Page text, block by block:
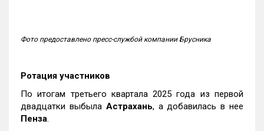
Фото предоставлено пресс-службой компании Брусника
Ротация участников
По итогам третьего квартала 2025 года из первой
двадцатки выбыла Астрахань, а добавилась в нее
Пенза.